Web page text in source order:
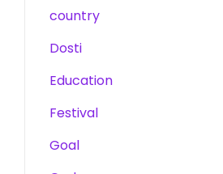
country
Dosti
Education
Festival
Goal